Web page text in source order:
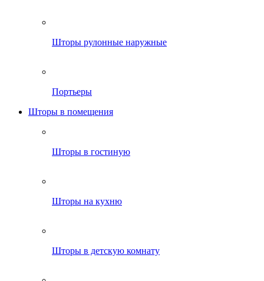
Шторы рулонные наружные
Портьеры
Шторы в помещения
Шторы в гостиную
Шторы на кухню
Шторы в детскую комнату